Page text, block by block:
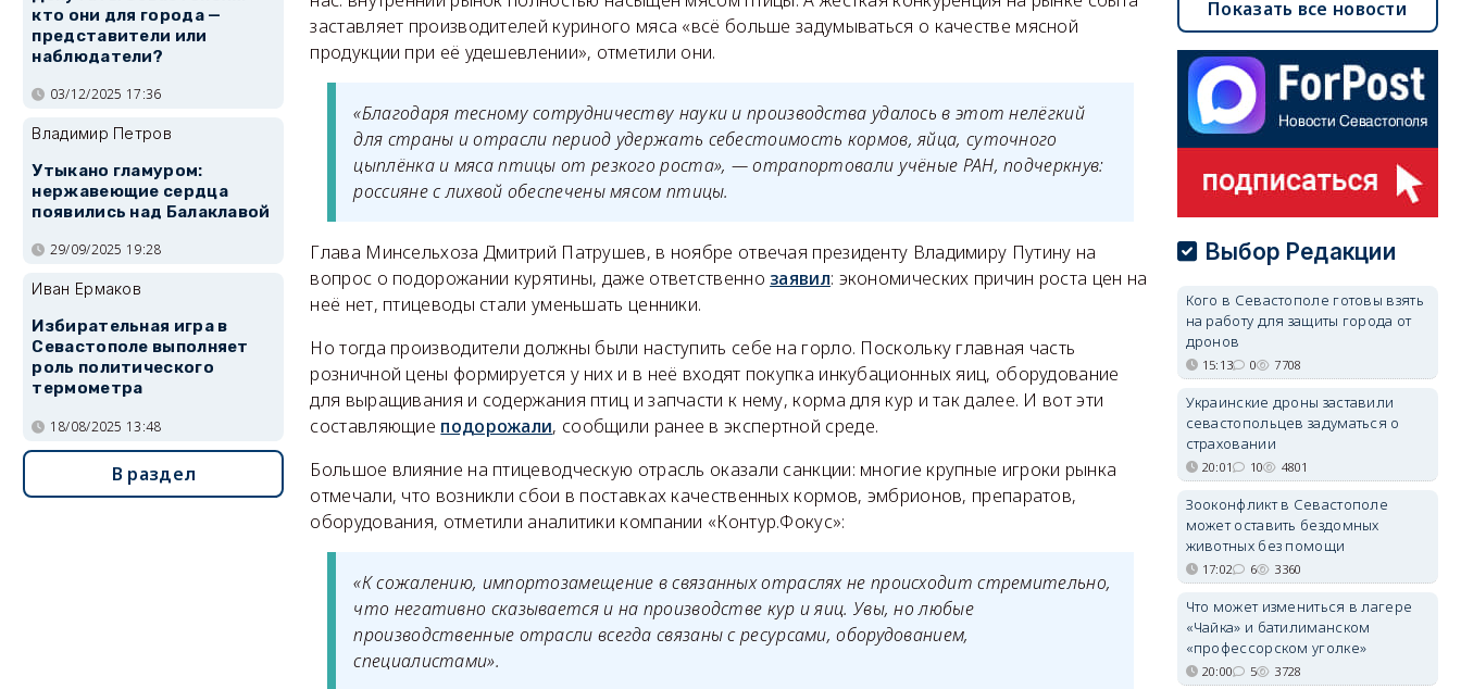
заставляет производителей куриного мяса «всё больше задумываться о качестве мясной
продукции при её удешевлении», отметили они.
«Благодаря тесному сотрудничеству науки и производства удалось в этот нелёгкий
для страны и отрасли период удержать себестоимость кормов, яйца, суточного
цыплёнка и мяса птицы от резкого роста», — отрапортовали учёные РАН, подчеркнув:
россияне с лихвой обеспечены мясом птицы.
Глава Минсельхоза Дмитрий Патрушев, в ноябре отвечая президенту Владимиру Путину на
вопрос о подорожании курятины, даже ответственно заявил: экономических причин роста цен на
неё нет, птицеводы стали уменьшать ценники.
Но тогда производители должны были наступить себе на горло. Поскольку главная часть
розничной цены формируется у них и в неё входят покупка инкубационных яиц, оборудование
для выращивания и содержания птиц и запчасти к нему, корма для кур и так далее. И вот эти
составляющие подорожали, сообщили ранее в экспертной среде.
Большое влияние на птицеводческую отрасль оказали санкции: многие крупные игроки рынка
отмечали, что возникли сбои в поставках качественных кормов, эмбрионов, препаратов,
оборудования, отметили аналитики компании «Контур.Фокус»:
«К сожалению, импортозамещение в связанных отраслях не происходит стремительно,
что негативно сказывается и на производстве кур и яиц. Увы, но любые
производственные отрасли всегда связаны с ресурсами, оборудованием,
специалистами».
кто они для города —
представители или
наблюдатели?
03/12/2025 17:36
Владимир Петров
Утыкано гламуром:
нержавеющие сердца
появились над Балаклавой
29/09/2025 19:28
Иван Ермаков
Избирательная игра в
Севастополе выполняет
роль политического
термометра
18/08/2025 13:48
В раздел
Показать все новости
Выбор Редакции
Кого в Севастополе готовы взять
на работу для защиты города от
дронов
15:13 0 7708
Украинские дроны заставили
севастопольцев задуматься о
страховании
20:01 10 4801
Зооконфликт в Севастополе
может оставить бездомных
животных без помощи
17:02 6 3360
Что может измениться в лагере
«Чайка» и батилиманском
«профессорском уголке»
20:00 5 3728